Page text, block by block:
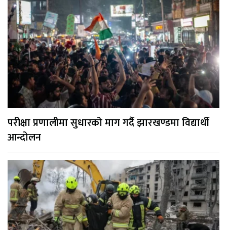
परीक्षा प्रणालीमा सुधारको माग गर्दै झारखण्डमा विद्यार्थी
आन्दोलन